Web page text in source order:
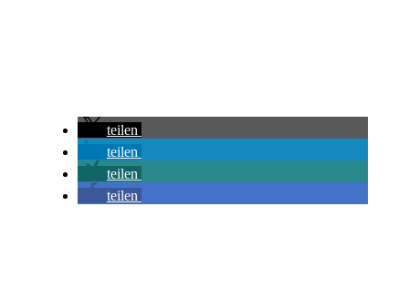
teilen
teilen
teilen
teilen